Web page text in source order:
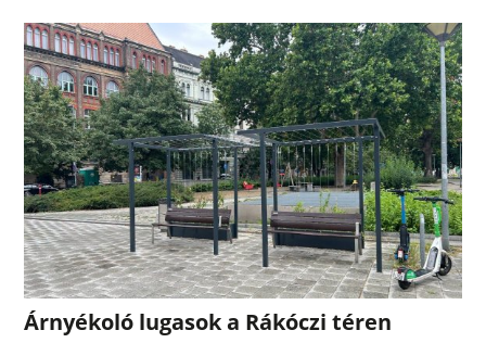
Árnyékoló lugasok a Rákóczi téren